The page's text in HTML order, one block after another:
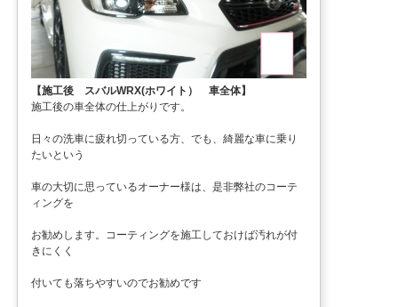
【施工後 スバルWRX(ホワイト） 車全体】
施工後の車全体の仕上がりです。
日々の洗車に疲れ切っている方、でも、綺麗な車に乗り
たいという
車の大切に思っているオーナー様は、是非弊社のコーテ
ィングを
お勧めします。コーティングを施工しておけば汚れが付
きにくく
付いても落ちやすいのでお勧めです